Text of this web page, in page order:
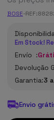
BOSE-REF:
Em Stock!
Envío :
Devolução
Garantia:3
Envio